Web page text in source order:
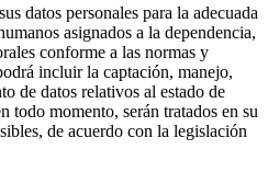
datos personales para la adecuada
asignados a la dependencia,
conforme a las normas y
incluir la captación, manejo,
de datos relativos al estado de
todo momento, serán tratados en su
de acuerdo con la legislación